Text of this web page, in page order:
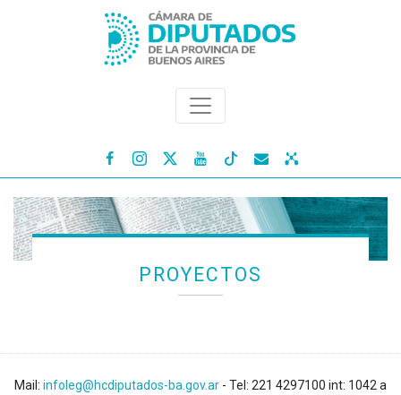
   
PROYECTOS
Mail: infoleg@hcdiputados-ba.gov.ar - Tel: 221 4297100 int: 1042 a